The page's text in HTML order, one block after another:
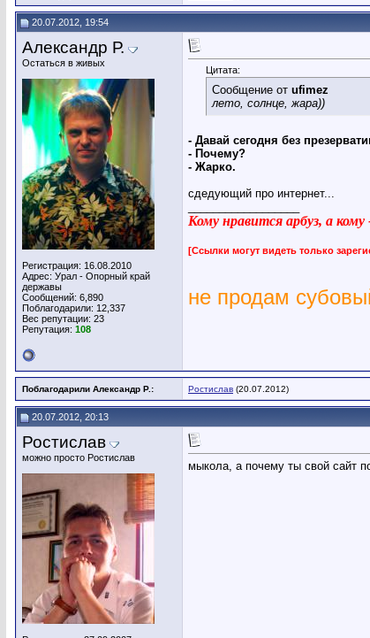
20.07.2012, 19:54
Александр Р.
Остаться в живых
Регистрация: 16.08.2010
Адрес: Урал - Опорный край
державы
Сообщений: 6,890
Поблагодарили: 12,337
Вес репутации: 23
Репутация: 108
Цитата:
Сообщение от ufimez
лето, солнце, жара))
- Давай сегодня без
- Почему?
- Жарко.
сдедующий про интернет...
Кому нравится арбуз, а
[Ссылки могут видеть только
не продам
Поблагодарили Александр Р.: Ростислав (20.07.2012)
20.07.2012, 20:13
Ростислав
можно просто Ростислав
мыкола, а почему ты свой сайт